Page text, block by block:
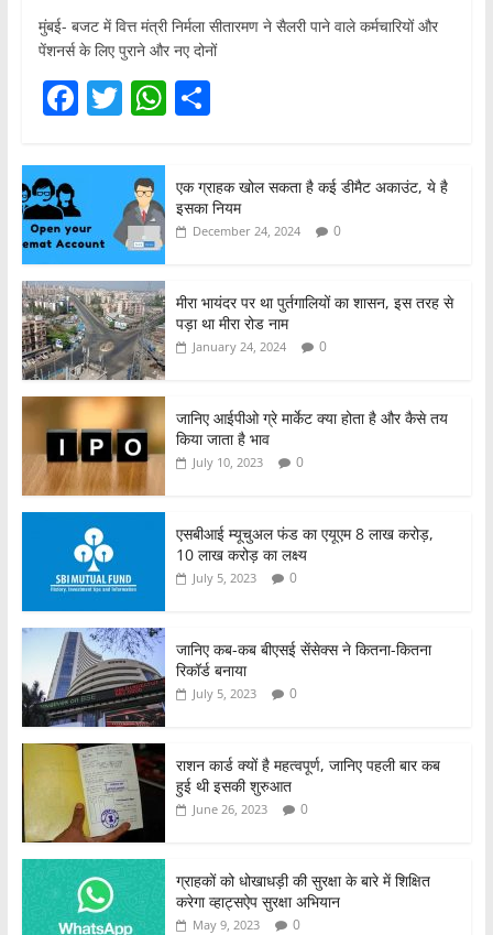
मुंबई- बजट में वित्त मंत्री निर्मला सीतारमण ने सैलरी पाने वाले कर्मचारियों और
पेंशनर्स के लिए पुराने और नए दोनों
F
c
e
b
o
o
k
T
itt
er
W
s
A
p
S
e
एक ग्राहक खोल सकता है कई डीमैट अकाउंट, ये है
इसका नियम
December 24, 2024 0
मीरा भायंदर पर था पुर्तगालियों का शासन, इस तरह से
पड़ा था मीरा रोड नाम
January 24, 2024 0
जानिए आईपीओ ग्रे मार्केट क्या होता है और कैसे तय
किया जाता है भाव
July 10, 2023 0
एसबीआई म्यूचुअल फंड का एयूएम 8 लाख करोड़,
10 लाख करोड़ का लक्ष्य
July 5, 2023 0
जानिए कब-कब बीएसई सेंसेक्स ने कितना-कितना
रिकॉर्ड बनाया
July 5, 2023 0
राशन कार्ड क्यों है महत्वपूर्ण, जानिए पहली बार कब
हुई थी इसकी शुरुआत
June 26, 2023 0
ग्राहकों को धोखाधड़ी की सुरक्षा के बारे में शिक्षित
करेगा व्हाट्सऐप सुरक्षा अभियान
May 9, 2023 0